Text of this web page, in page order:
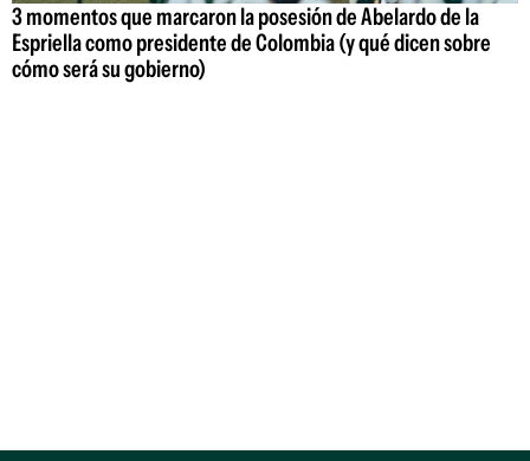
3 momentos que marcaron la posesión de Abelardo de la
Espriella como presidente de Colombia (y qué dicen sobre
cómo será su gobierno)